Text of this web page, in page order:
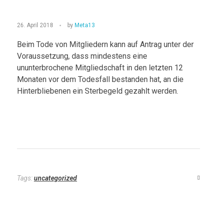
S
t
e
r
l
26. April 2018 by Meta13
Beim Tode von Mitgliedern kann auf Antrag unter der
Voraussetzung, dass mindestens eine
ununterbrochene Mitgliedschaft in den letzten 12
Monaten vor dem Todesfall bestanden hat, an die
Hinterbliebenen ein Sterbegeld gezahlt werden.
Tags:uncategorized